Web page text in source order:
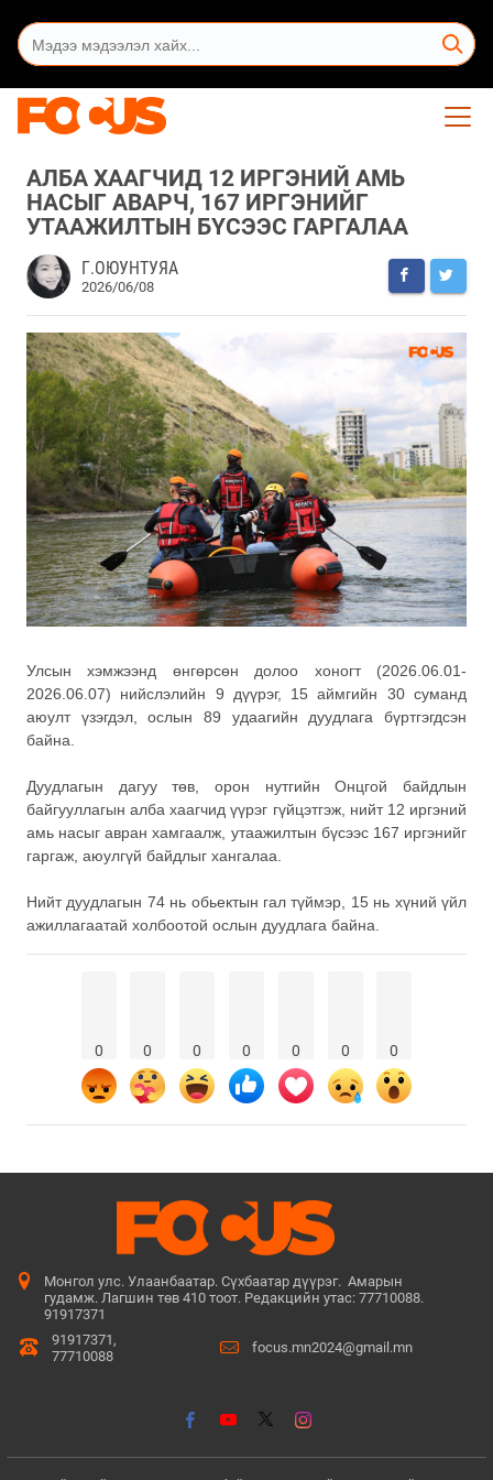
АЛБА ХААГЧИД 12 ИРГЭНИЙ АМЬ
НАСЫГ АВАРЧ, 167 ИРГЭНИЙГ
УТААЖИЛТЫН БҮСЭЭС ГАРГАЛАА
Г.ОЮУНТУЯА
2026/06/08
Улсын хэмжээнд өнгөрсөн долоо хоногт (2026.06.01-
2026.06.07) нийслэлийн 9 дүүрэг, 15 аймгийн 30 суманд
аюулт үзэгдэл, ослын 89 удаагийн дуудлага бүртгэгдсэн
байна.
Дуудлагын дагуу төв, орон нутгийн Онцгой байдлын
байгууллагын алба хаагчид үүрэг гүйцэтгэж, нийт 12 иргэний
амь насыг авран хамгаалж, утаажилтын бүсээс 167 иргэнийг
гаргаж, аюулгүй байдлыг хангалаа.
Нийт дуудлагын 74 нь обьектын гал түймэр, 15 нь хүний үйл
ажиллагаатай холбоотой ослын дуудлага байна.
0 0 0 0 0 0 0
Монгол улс. Улаанбаатар. Сүхбаатар дүүрэг. Амарын
гудамж. Лагшин төв 410 тоот. Редакцийн утас: 77710088.
91917371
91917371,
77710088
focus.mn2024@gmail.mn